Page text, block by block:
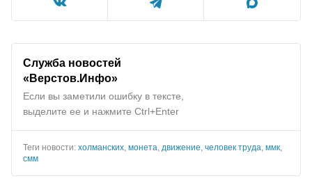
Служба новостей
«Верстов.Инфо»
Если вы заметили ошибку в тексте,
выделите ее и нажмите Ctrl+Enter
Теги новости: холманских монета движение человек труда ммк
смм